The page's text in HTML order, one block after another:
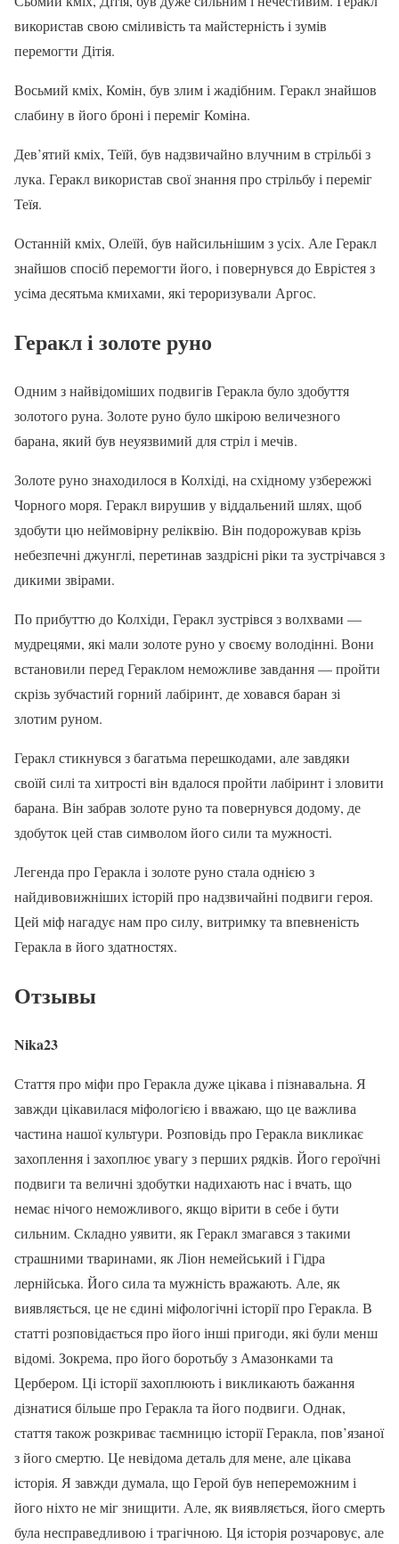
використав свою сміливість та майстерність і зумів
перемогти Дітія.
Восьмий кміх, Комін, був злим і жадібним. Геракл знайшов
слабину в його броні і переміг Коміна.
Дев’ятий кміх, Теїй, був надзвичайно влучним в стрільбі з
лука. Геракл використав свої знання про стрільбу і переміг
Теїя.
Останній кміх, Олеїй, був найсильнішим з усіх. Але Геракл
знайшов спосіб перемогти його, і повернувся до Еврістея з
усіма десятьма кмихами, які тероризували Аргос.
Геракл і золоте руно
Одним з найвідоміших подвигів Геракла було здобуття
золотого руна. Золоте руно було шкірою величезного
барана, який був неуязвимий для стріл і мечів.
Золоте руно знаходилося в Колхіді, на східному узбережжі
Чорного моря. Геракл вирушив у віддальений шлях, щоб
здобути цю неймовірну реліквію. Він подорожував крізь
небезпечні джунглі, перетинав заздрісні ріки та зустрічався з
дикими звірами.
По прибуттю до Колхіди, Геракл зустрівся з волхвами —
мудрецями, які мали золоте руно у своєму володінні. Вони
встановили перед Гераклом неможливе завдання — пройти
скрізь зубчастий горний лабіринт, де ховався баран зі
злотим руном.
Геракл стикнувся з багатьма перешкодами, але завдяки
своїй силі та хитрості він вдалося пройти лабіринт і зловити
барана. Він забрав золоте руно та повернувся додому, де
здобуток цей став символом його сили та мужності.
Легенда про Геракла і золоте руно стала однією з
найдивовижніших історій про надзвичайні подвиги героя.
Цей міф нагадує нам про силу, витримку та впевненість
Геракла в його здатностях.
Отзывы
Nika23
Стаття про міфи про Геракла дуже цікава і пізнавальна. Я
завжди цікавилася міфологією і вважаю, що це важлива
частина нашої культури. Розповідь про Геракла викликає
захоплення і захоплює увагу з перших рядків. Його героїчні
подвиги та величні здобутки надихають нас і вчать, що
немає нічого неможливого, якщо вірити в себе і бути
сильним. Складно уявити, як Геракл змагався з такими
страшними тваринами, як Ліон немейський і Гідра
лернійська. Його сила та мужність вражають. Але, як
виявляється, це не єдині міфологічні історії про Геракла. В
статті розповідається про його інші пригоди, які були менш
відомі. Зокрема, про його боротьбу з Амазонками та
Цербером. Ці історії захоплюють і викликають бажання
дізнатися більше про Геракла та його подвиги. Однак,
стаття також розкриває таємницю історії Геракла, пов’язаної
з його смертю. Це невідома деталь для мене, але цікава
історія. Я завжди думала, що Герой був непереможним і
його ніхто не міг знищити. Але, як виявляється, його смерть
була несправедливою і трагічною. Ця історія розчаровує, але